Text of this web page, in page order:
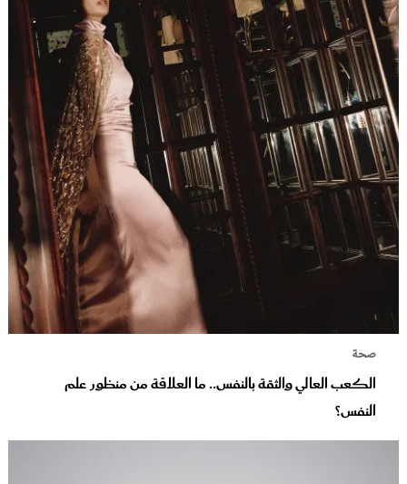
صحة
الكعب العالي والثقة بالنفس.. ما العلاقة من منظور علم
النفس؟